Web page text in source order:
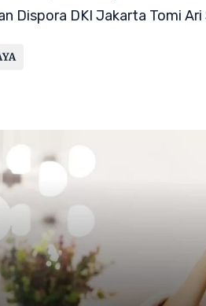
Dispora DKI Jakarta Tomi Ari